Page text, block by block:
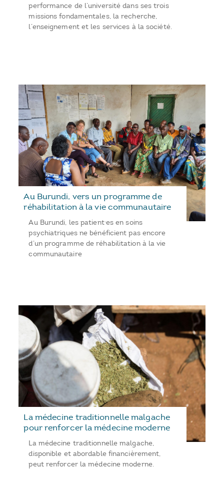
performance de l’université dans ses trois
missions fondamentales, la recherche,
l’enseignement et les services à la société.
Au Burundi, vers un programme de
réhabilitation à la vie communautaire
Au Burundi, les patient·es en soins
psychiatriques ne bénéficient pas encore
d’un programme de réhabilitation à la vie
communautaire
La médecine traditionnelle malgache
pour renforcer la médecine moderne
La médecine traditionnelle malgache,
disponible et abordable financièrement,
peut renforcer la médecine moderne.